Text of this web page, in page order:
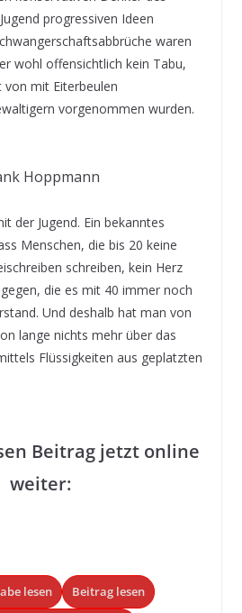
progressiven Ideen
waren
wohl offensichtlich kein Tabu,
mit Eiterbeulen
vorgenommen wurden.
Hoppmann
der Jugend. Ein bekanntes
Menschen, die bis 20 keine
schreiben, kein Herz
die es mit 40 immer noch
Und deshalb hat man von
lange nichts mehr über das
Flüssigkeiten aus geplatzten
Beitrag jetzt online
weiter:
lesen Beitrag lesen